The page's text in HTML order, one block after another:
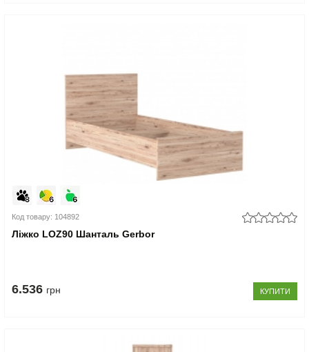
Код товару: 104892
Ліжко LOZ90 Шанталь Gerbor
6.536 грн КУПИТИ